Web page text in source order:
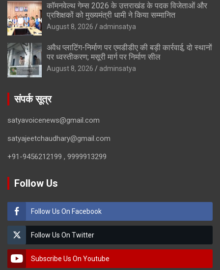
कॉमनवेल्थ गेम्स 2026 के उत्तराखंड के पदक विजेताओं और
प्रशिक्षकों को मुख्यमंत्री धामी ने किया सम्मानित
August 8, 2026 adminsatya
अवैध प्लाटिंग-निर्माण पर एमडीडीए की बड़ी कार्रवाई, दो स्थानों
पर ध्वस्तीकरण; मसूरी मार्ग पर निर्माण सील
August 8, 2026 adminsatya
संपर्क सूत्र
satyavoicenews@gmail.com
satyajeetchaudhary@gmail.com
+91-9456212199 , 9999913299
Follow Us
Follow Us On Facebook
Follow Us On Twitter
Subscribe Us On Youtube